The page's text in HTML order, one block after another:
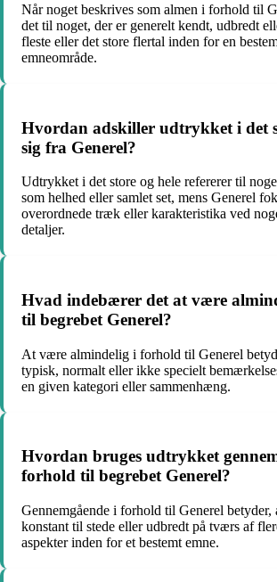
Når noget beskrives som almen i forhold til
det til noget, der er generelt kendt, udbredt
fleste eller det store flertal inden for en
emneområde.
Hvordan adskiller udtrykket i det
sig fra Generel?
Udtrykket i det store og hele refererer til
som helhed eller samlet set, mens Generel
overordnede træk eller karakteristika ved
detaljer.
Hvad indebærer det at være
til begrebet Generel?
At være almindelig i forhold til Generel
typisk, normalt eller ikke specielt
en given kategori eller sammenhæng.
Hvordan bruges udtrykket
forhold til begrebet Generel?
Gennemgående i forhold til Generel betyder,
konstant til stede eller udbredt på tværs af
aspekter inden for et bestemt emne.